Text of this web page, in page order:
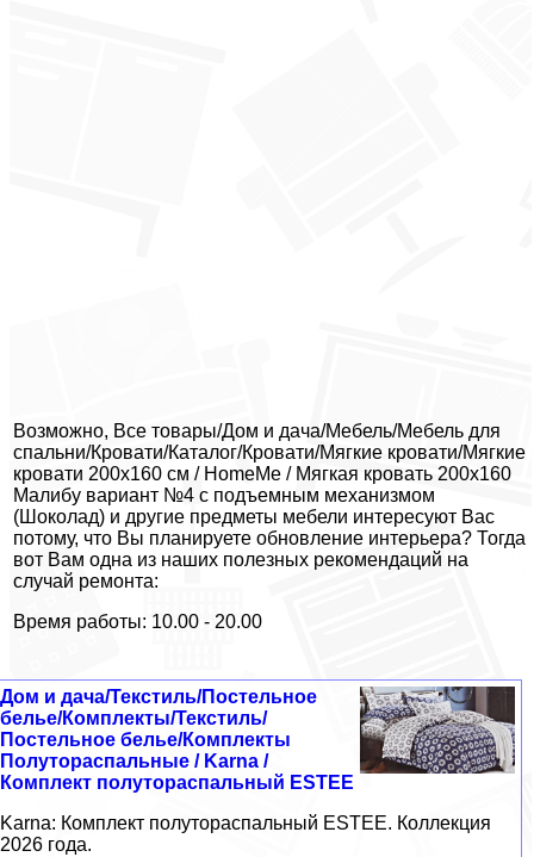
Возможно, Все товары/Дом и дача/Мебель/Мебель для
спальни/Кровати/Каталог/Кровати/Мягкие кровати/Мягкие
кровати 200х160 см / HomeMe / Мягкая кровать 200х160
Малибу вариант №4 с подъемным механизмом
(Шоколад) и другие предметы мебели интересуют Вас
потому, что Вы планируете обновление интерьера? Тогда
вот Вам одна из наших полезных рекомендаций на
случай ремонта:
Время работы: 10.00 - 20.00
Дом и дача/Текстиль/Постельное
белье/Комплекты/Текстиль/
Постельное белье/Комплекты
Полутораспальные / Karna /
Комплект полутораспальный ESTEE
Karna: Комплект полутораспальный ESTEE. Коллекция
2026 года.